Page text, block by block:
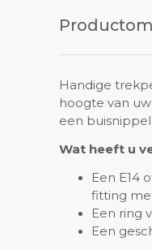
Handige
hoogte van
een
Wat heeft u
Een E14
fitting
Een ring
Een